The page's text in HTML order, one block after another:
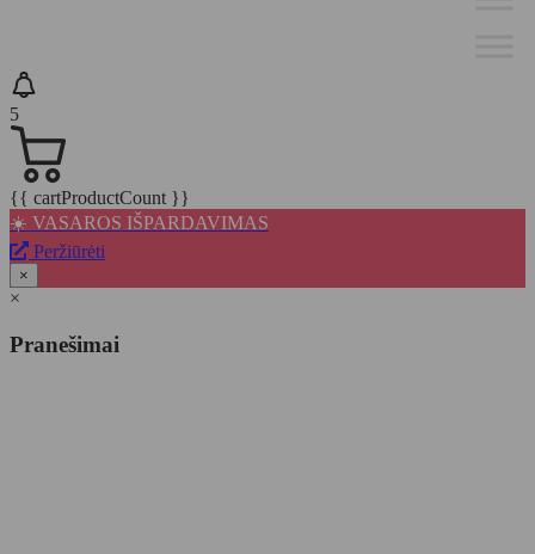
5
{{ cartProductCount }}
☀️ VASAROS IŠPARDAVIMAS
Peržiūrėti
×
×
Pranešimai